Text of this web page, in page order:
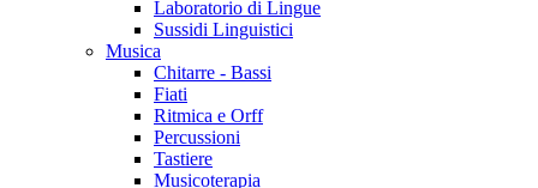
Laboratorio di Lingue
Sussidi Linguistici
Musica
Chitarre - Bassi
Fiati
Ritmica e Orff
Percussioni
Tastiere
Musicoterapia